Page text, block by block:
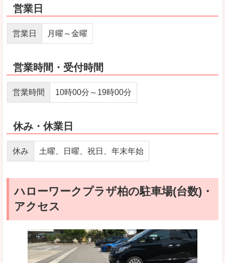
営業日
営業日 月曜～金曜
営業時間・受付時間
営業時間 10時00分～19時00分
休み・休業日
休み 土曜、日曜、祝日、年末年始
ハローワークプラザ柏の駐車場(台数)・
アクセス